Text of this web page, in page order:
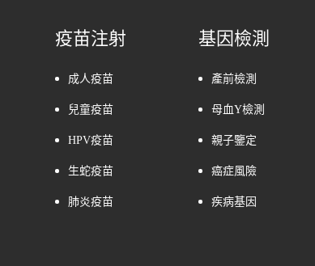
疫苗注射
成人疫苗
兒童疫苗
HPV疫苗
生蛇疫苗
肺炎疫苗
基因檢測
產前檢測
母血Y檢測
親子鑒定
癌症風險
疾病基因